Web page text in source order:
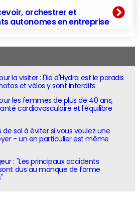
orchestrer et
autonomes en entreprise
la visiter : l'île d'Hydra est le paradis
et vélos y sont interdits
les femmes de plus de 40 ans,
cardiovasculaire et l'équilibre
sol à éviter si vous voulez une
- un en particulier est même
: "Les principaux accidents
dus au manque de forme